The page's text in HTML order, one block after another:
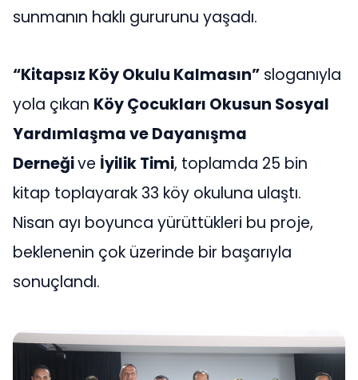
sunmanın haklı gururunu yaşadı.
“Kitapsız Köy Okulu Kalmasın” sloganıyla
yola çıkan Köy Çocukları Okusun Sosyal
Yardımlaşma ve Dayanışma
Derneğive İyilik Timi, toplamda 25 bin
kitap toplayarak 33 köy okuluna ulaştı.
Nisan ayı boyunca yürüttükleri bu proje,
beklenenin çok üzerinde bir başarıyla
sonuçlandı.